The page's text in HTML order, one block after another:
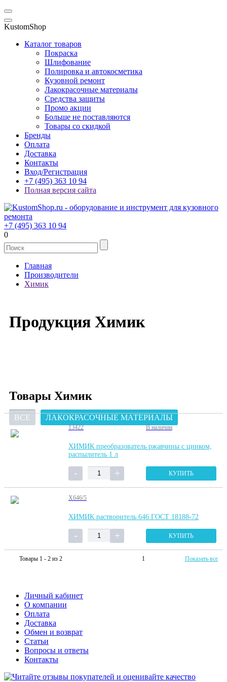
KustomShop
Каталог товаров
Покраска
Шлифование
Полировка и автокосметика
Кузовной ремонт
Лакокрасочные материалы
Средства защиты
Промо акции
Больше не поставляются
Товары со скидкой
Бренды
Оплата
Доставка
Контакты
Вход/Регистрация
+7 (495) 363 10 94
Полная версия сайта
+7 (495) 363 10 94
0
Главная
Производители
Химик
Продукция Химик
Товары Химик
ВСЕ ЛАКОКРАСОЧНЫЕ МАТЕРИАЛЫ
13422 В наличии
ХИМИК преобразователь ржавчины с цинком,
распылитель 1 л
КУПИТЬ
Х646/5
ХИМИК растворитель 646 ГОСТ 18188-72
КУПИТЬ
Товары 1 - 2 из 2 1 Показать все
Личный кабинет
О компании
Оплата
Доставка
Обмен и возврат
Статьи
Вопросы и ответы
Контакты